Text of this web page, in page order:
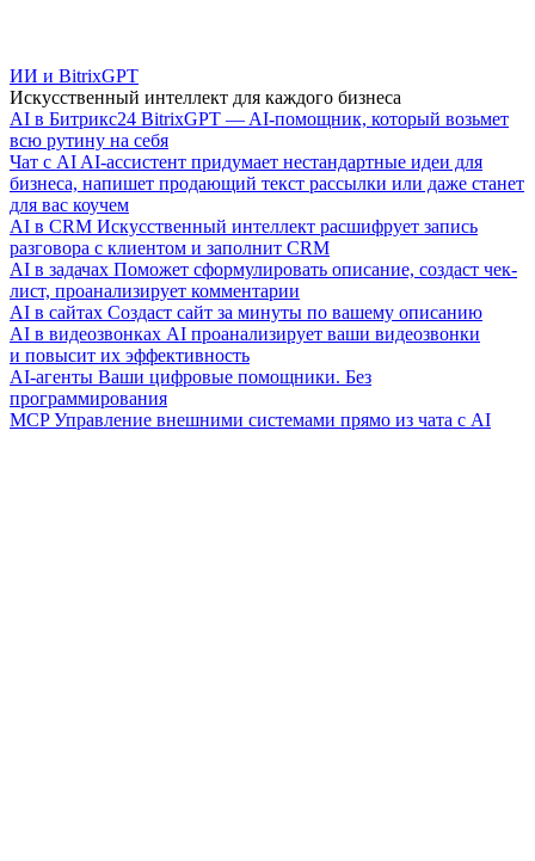
ИИ и BitrixGPT
Искусственный интеллект для каждого бизнеса
AI в Битрикс24 BitrixGPT — AI-помощник, который возьмет
всю рутину на себя
Чат с AI AI-ассистент придумает нестандартные идеи для
бизнеса, напишет продающий текст рассылки или даже станет
для вас коучем
AI в CRM Искусственный интеллект расшифрует запись
разговора с клиентом и заполнит CRM
AI в задачах Поможет сформулировать описание, создаст чек-
лист, проанализирует комментарии
AI в сайтах Создаст сайт за минуты по вашему описанию
AI в видеозвонках AI проанализирует ваши видеозвонки
и повысит их эффективность
AI-агенты Ваши цифровые помощники. Без
программирования
MCP Управление внешними системами прямо из чата с AI